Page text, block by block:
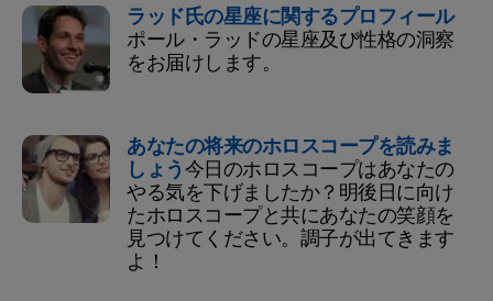
ラッド氏の星座に関するプロフィール
ポール・ラッドの星座及び性格の洞察
をお届けします。
あなたの将来のホロスコープを読みま
しょう今日のホロスコープはあなたの
やる気を下げましたか？明後日に向け
たホロスコープと共にあなたの笑顔を
見つけてください。調子が出てきます
よ！